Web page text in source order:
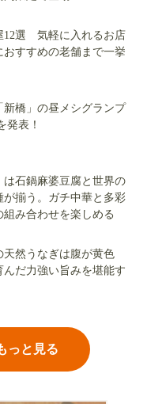
12選 気軽に入れるお店
おすすめの老舗まで一挙
新橋」の昼メシグランプ
発表！
は石鍋麻婆豆腐と世界の
が揃う。ガチ中華と多彩
組み合わせを楽しめる
天然うなぎは腹が黄色
んだ力強い旨みを堪能す
っと見る